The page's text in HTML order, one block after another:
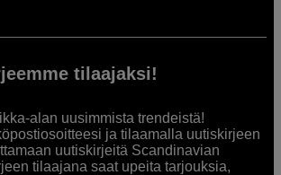
tilaajaksi!
alan uusimmista trendeistä!
ja tilaamalla uutiskirjeen
uutiskirjeitä Scandinavian
tilaajana saat upeita tarjouksia,